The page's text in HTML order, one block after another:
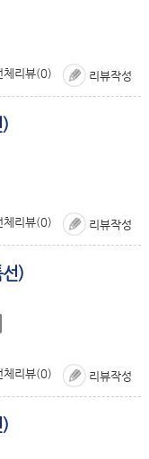
리뷰작성
체리뷰(0)
리뷰작성
체리뷰(0)
)
리뷰작성
체리뷰(0)